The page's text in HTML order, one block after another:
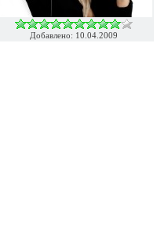
Добавлено: 10.04.2009